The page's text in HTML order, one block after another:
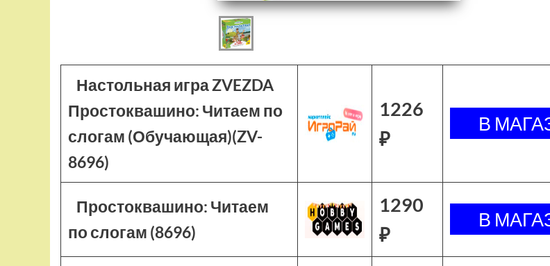
Настольная игра ZVEZDA
Простоквашино: Читаем по
слогам (Обучающая)(ZV-
8696)
1226
₽
Простоквашино: Читаем
по слогам (8696)
1290
₽